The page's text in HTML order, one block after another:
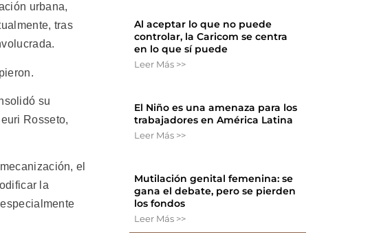
urbana,
tras
su
Rosseto,
el
la
Al aceptar lo que no puede
controlar, la Caricom se centra
en lo que sí puede
Leer Más >>
El Niño es una amenaza para los
trabajadores en América Latina
Leer Más >>
Mutilación genital femenina: se
gana el debate, pero se pierden
los fondos
Leer Más >>